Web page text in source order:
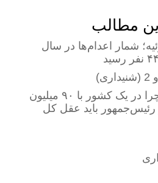
مطالب
ژوئیه؛ شمار اعدام‌ها در سال
پزشکیان (بخش2): چرا در یک کشور با ۹۰ میلیون
باید عقل کل